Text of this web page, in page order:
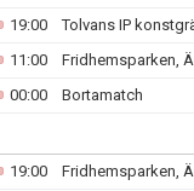
19:00Tolvans IP
11:00 Fridhemsparken,
00:00 Bortamatch
19:00 Fridhemsparken,